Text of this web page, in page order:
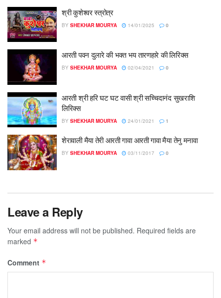
श्री कुशेश्वर स्त्रोत्र
BY SHEKHAR MOURYA 14/01/2025 0
आरती पवन दुलारे की भक्त भय तारणहारे की लिरिक्स
BY SHEKHAR MOURYA 02/04/2021 0
आरती श्री हरि घट घट वासी श्री सच्चिदानंद सुखराशि
लिरिक्स
BY SHEKHAR MOURYA 24/01/2021 1
शेरावाली मैया तेरी आरती गावा आरती गावा मैया तेनु मनावा
BY SHEKHAR MOURYA 03/11/2017 0
Leave a Reply
Your email address will not be published. Required fields are
marked *
Comment *